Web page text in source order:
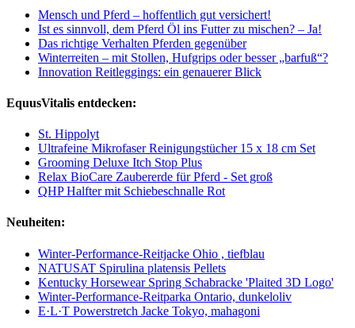
Mensch und Pferd – hoffentlich gut versichert!
Ist es sinnvoll, dem Pferd Öl ins Futter zu mischen? – Ja!
Das richtige Verhalten Pferden gegenüber
Winterreiten – mit Stollen, Hufgrips oder besser „barfuß“?
Innovation Reitleggings: ein genauerer Blick
EquusVitalis entdecken:
St. Hippolyt
Ultrafeine Mikrofaser Reinigungstücher 15 x 18 cm Set
Grooming Deluxe Itch Stop Plus
Relax BioCare Zaubererde für Pferd - Set groß
QHP Halfter mit Schiebeschnalle Rot
Neuheiten:
Winter-Performance-Reitjacke Ohio , tiefblau
NATUSAT Spirulina platensis Pellets
Kentucky Horsewear Spring Schabracke 'Plaited 3D Logo'
Winter-Performance-Reitparka Ontario, dunkeloliv
E·L·T Powerstretch Jacke Tokyo, mahagoni